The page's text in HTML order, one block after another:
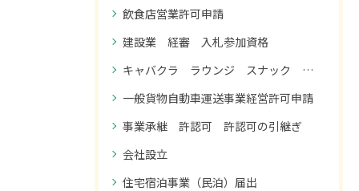
飲食店営業許可申請
建設業 経審 入札参加資格
キャバクラ ラウンジ スナック コンカフェ 風俗営業１号許可
一般貨物自動車運送事業経営許可申請
事業承継 許認可 許認可の引継ぎ
会社設立
住宅宿泊事業（民泊）届出